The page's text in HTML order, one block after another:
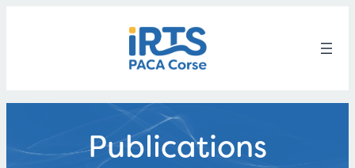
Publications